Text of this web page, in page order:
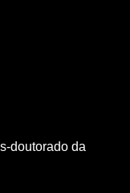
doutorado da